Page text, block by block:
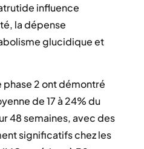
influence
la dépense
glucidique et
phase 2 ont démontré
de 17 à 24% du
48 semaines, avec des
significatifs chez les